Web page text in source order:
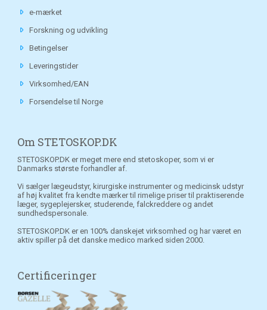
e-mærket
Forskning og udvikling
Betingelser
Leveringstider
Virksomhed/EAN
Forsendelse til Norge
Om STETOSKOP.DK
STETOSKOP.DK er meget mere end stetoskoper, som vi er
Danmarks største forhandler af.
Vi sælger lægeudstyr, kirurgiske instrumenter og medicinsk udstyr
af høj kvalitet fra kendte mærker til rimelige priser til praktiserende
læger, sygeplejersker, studerende, falckreddere og andet
sundhedspersonale.
STETOSKOP.DK er en 100% danskejet virksomhed og har været en
aktiv spiller på det danske medico marked siden 2000.
Certificeringer